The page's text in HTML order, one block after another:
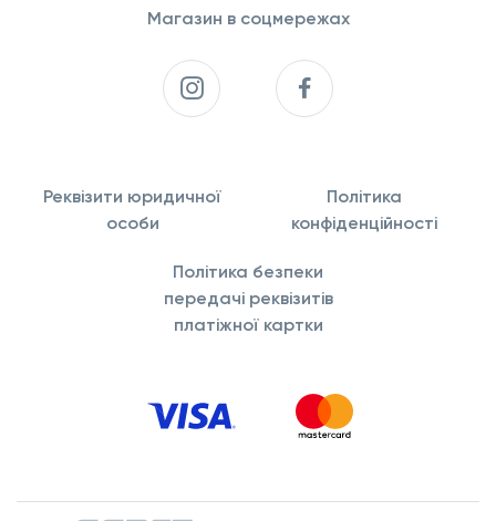
Магазин в соцмережах
Реквізити юридичної
особи
Політика
конфіденційності
Політика безпеки
передачі реквізитів
платіжної картки